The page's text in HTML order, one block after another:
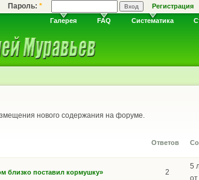
Пароль:* Регистрация
Галерея FAQ Систематика
нового содержания на форуме.
Ответов
близко поставил кормушку» 2
5
от